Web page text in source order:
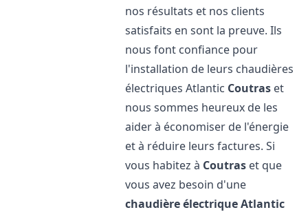
nos résultats et nos clients
satisfaits en sont la preuve. Ils
nous font confiance pour
l'installation de leurs chaudières
électriques Atlantic Coutras et
nous sommes heureux de les
aider à économiser de l'énergie
et à réduire leurs factures. Si
vous habitez à Coutras et que
vous avez besoin d'une
chaudière électrique Atlantic